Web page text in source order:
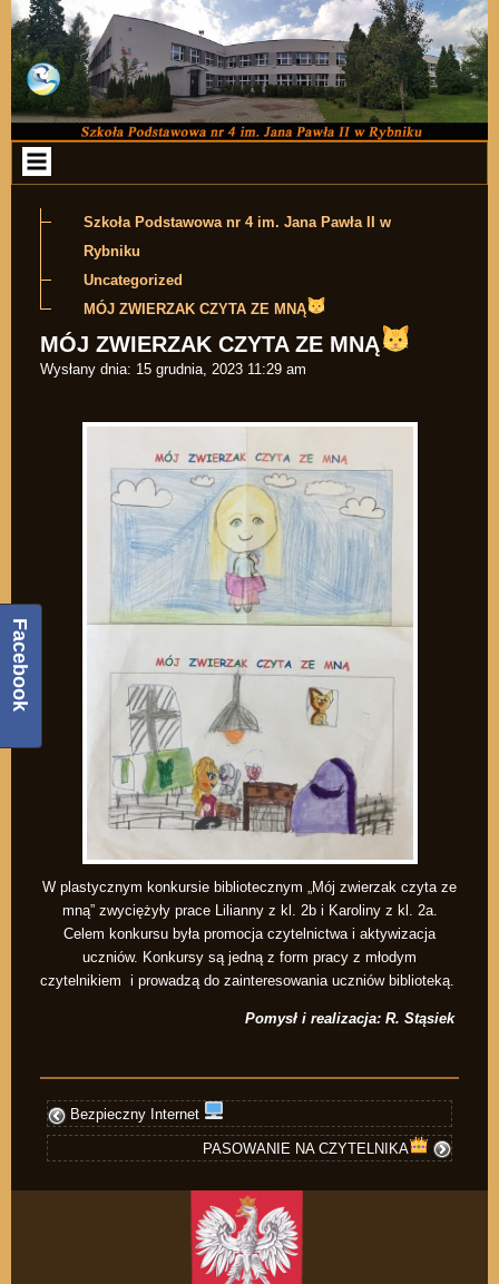
Przejdź do zawartości
Szkoła Podstawowa nr 4 im. Jana Pawła II w
Rybniku
Uncategorized
MÓJ ZWIERZAK CZYTA ZE MNĄ
MÓJ ZWIERZAK CZYTA ZE MNĄ
Wysłany dnia: 15 grudnia, 2023 11:29 am
W plastycznym konkursie bibliotecznym „Mój zwierzak czyta ze
mną” zwyciężyły prace Lilianny z kl. 2b i Karoliny z kl. 2a.
Celem konkursu była promocja czytelnictwa i aktywizacja
uczniów. Konkursy są jedną z form pracy z młodym
czytelnikiem i prowadzą do zainteresowania uczniów biblioteką.
Pomysł i realizacja: R. Stąsiek
Bezpieczny Internet
PASOWANIE NA CZYTELNIKA
Facebook